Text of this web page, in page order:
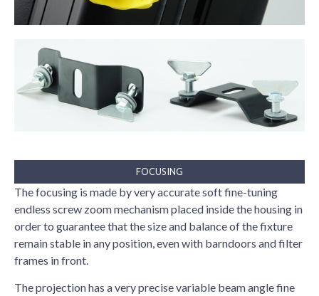
FOCUSING
The focusing is made by very accurate soft fine-tuning
endless screw zoom mechanism placed inside the housing in
order to guarantee that the size and balance of the fixture
remain stable in any position, even with barndoors and filter
frames in front.
The projection has a very precise variable beam angle fine